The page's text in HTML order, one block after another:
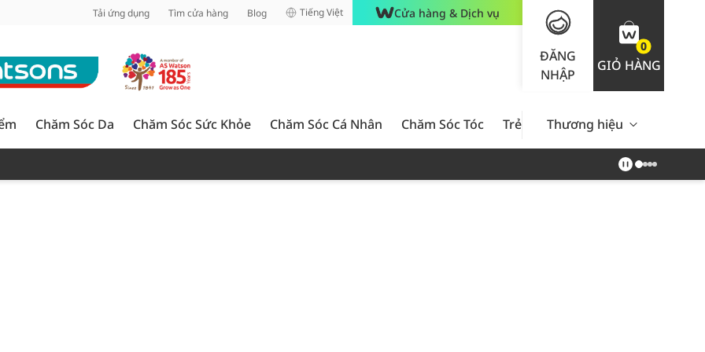
Tải ứng dụng Tìm cửa hàng Blog Tiếng Việt Cửa hàng & Dịch vụ
ĐĂNG
NHẬP
0
GIỎ HÀNG
Chăm Sóc Da Chăm Sóc Sức Khỏe Chăm Sóc Cá Nhân Chăm Sóc Tóc Trẻ Em Nam Giới Chăm Sóc
Thương hiệu